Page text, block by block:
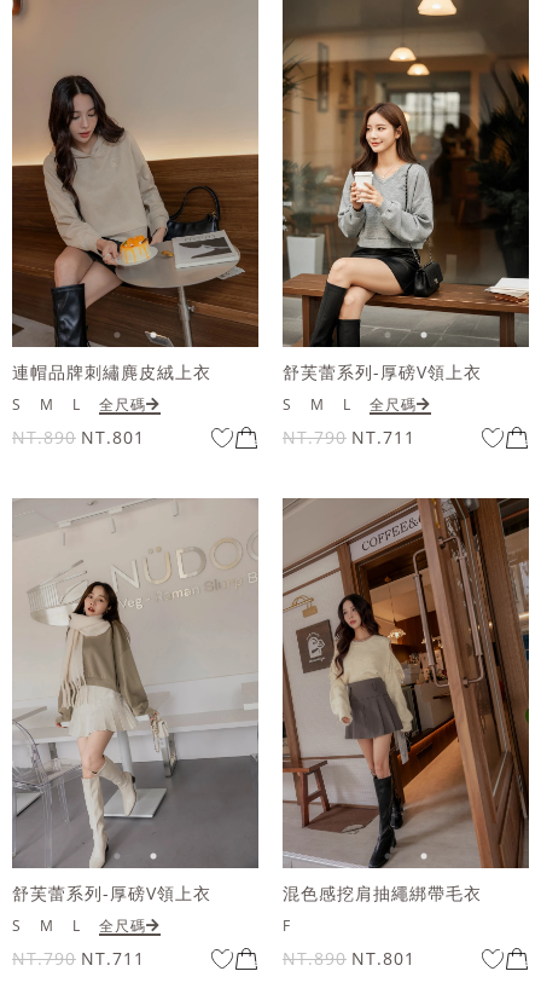
連帽品牌刺繡麂皮絨上衣
S M L 全尺碼
NT.890 NT.801
舒芙蕾系列-厚磅V領上衣
S M L 全尺碼
NT.790 NT.711
舒芙蕾系列-厚磅V領上衣
S M L 全尺碼
NT.790 NT.711
混色感挖肩抽繩綁帶毛衣
F
NT.890 NT.801